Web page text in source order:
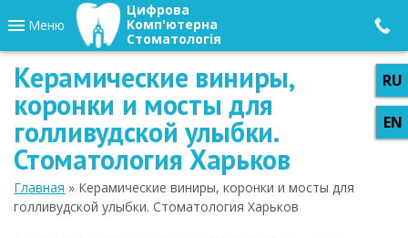
Керамические виниры,
коронки и мосты для
голливудской улыбки.
Стоматология Харьков
Главная » Керамические виниры, коронки и мосты для
голливудской улыбки. Стоматология Харьков
Меню
Цифрова
Комп'ютерна
Стоматологія